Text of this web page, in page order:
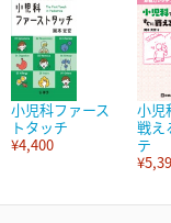
小児科ファース
トタッチ
¥4,400
小児
戦え
テ